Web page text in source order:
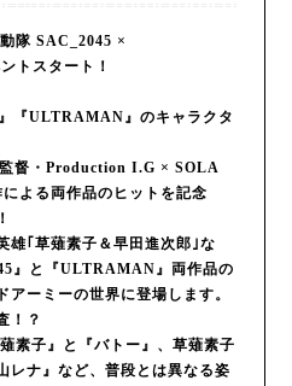
隊 SAC_2045 ×
トスタート！
『ULTRAMAN』のキャラクタ
督・Production I.G × SOLA
よる両作品のヒットを記念
雄｢草薙素子＆早田進次郎｣な
』と『ULTRAMAN』両作品の
アーミーの世界に登場します。
！？
素子』と『バトー』、草薙素子
レナ』など、普段とは異なる姿